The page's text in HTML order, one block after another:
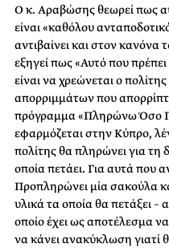
Ο κ. Αραβώσης θεωρεί πως
είναι «καθόλου
αντιβαίνει και στον κανόνα
εξηγεί πως «Αυτό που πρέπει
είναι να χρεώνεται ο
απορριμμάτων που
πρόγραμμα «Πληρώνω Όσο
εφαρμόζεται στην Κύπρο,
πολίτης θα πληρώνει για τη
οποία πετάει. Για αυτά που
Προπληρώνει μία σακούλα
υλικά τα οποία θα πετάξει
οποίο έχει ως αποτέλεσμα
να κάνει ανακύκλωση γιατί